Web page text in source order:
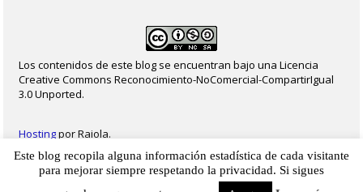
Los contenidos de este blog se encuentran bajo una Licencia
Creative Commons Reconocimiento-NoComercial-CompartirIgual
3.0 Unported.
Hostingpor Raiola.
2023 - Christian Delgado von Eitzen|Inicio | Contacto | Mapa web|Aviso legal
|
Privacidad Cookies
Este blog recopila alguna información estadística de cada visitante
para mejorar siempre respetando la privacidad. Si sigues